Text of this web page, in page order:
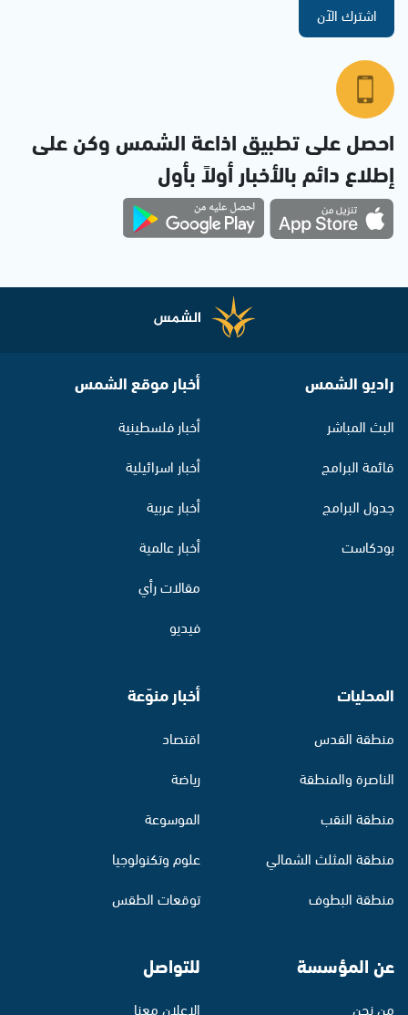
اشترك الآن
احصل على تطبيق اذاعة الشمس وكن على
إطلاع دائم بالأخبار أولاً بأول
راديو الشمس
البث المباشر
قائمة البرامج
جدول البرامج
بودكاست
أخبار موقع الشمس
أخبار فلسطينية
أخبار اسرائيلية
أخبار عربية
أخبار عالمية
مقالات رأي
فيديو
المحليات
منطقة القدس
الناصرة والمنطقة
منطقة النقب
منطقة المثلث الشمالي
منطقة البطوف
أخبار منوّعة
اقتصاد
رياضة
الموسوعة
علوم وتكنولوجيا
توقعات الطقس
عن المؤسسة
من نحن
للتواصل
الإعلان معنا